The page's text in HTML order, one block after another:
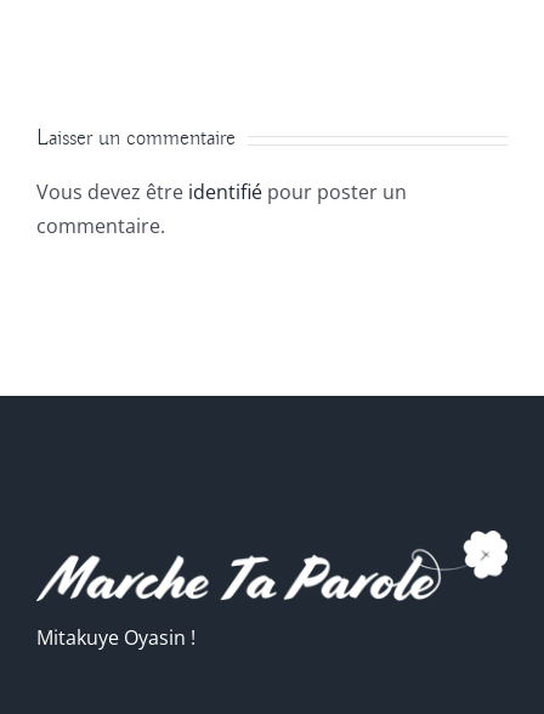
Laisser un commentaire
Vous devez être identifié pour poster un
commentaire.
Mitakuye Oyasin !